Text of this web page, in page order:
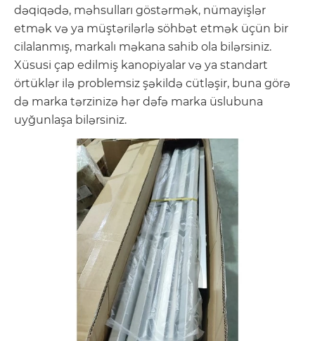
dəqiqədə, məhsulları göstərmək, nümayişlər
etmək və ya müştərilərlə söhbət etmək üçün bir
cilalanmış, markalı məkana sahib ola bilərsiniz.
Xüsusi çap edilmiş kanopiyalar və ya standart
örtüklər ilə problemsiz şəkildə cütləşir, buna görə
də marka tərzinizə hər dəfə marka üslubuna
uyğunlaşa bilərsiniz.